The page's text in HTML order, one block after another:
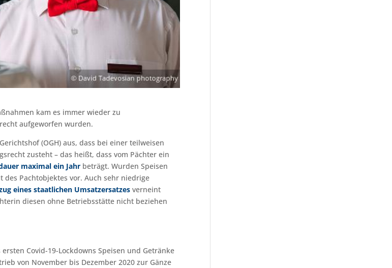
kam es immer wieder zu
aufgeworfen wurden.
(OGH) aus, dass bei einer teilweisen
zusteht – das heißt, dass vom Pächter ein
maximal ein Jahr beträgt. Wurden Speisen
Pachtobjektes vor. Auch sehr niedrige
eines staatlichen Umsatzersatzes verneint
diesen ohne Betriebsstätte nicht beziehen
Covid-19-Lockdowns Speisen und Getränke
von November bis Dezember 2020 zur Gänze